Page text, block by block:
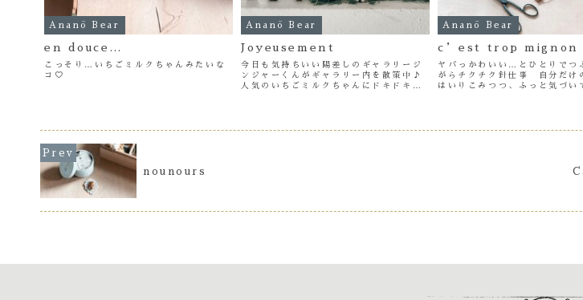
Ananö Bear
en douce…
こっそり…いちごミルクちゃんみたいな
コ♡
Ananö Bear
Joyeusement
今日も気持ちいい陽差しのギャラリージ
ンジャーくんがギャラリー内を散策中♪
人気のいちごミルクちゃんにドキドキし
Ananö Bear
c’est trop mignon
ヤバっかわいい…とひとりでつ
がらチクチク針仕事 自分だけ
はいりこみつつ、ふっと気づい
nounours